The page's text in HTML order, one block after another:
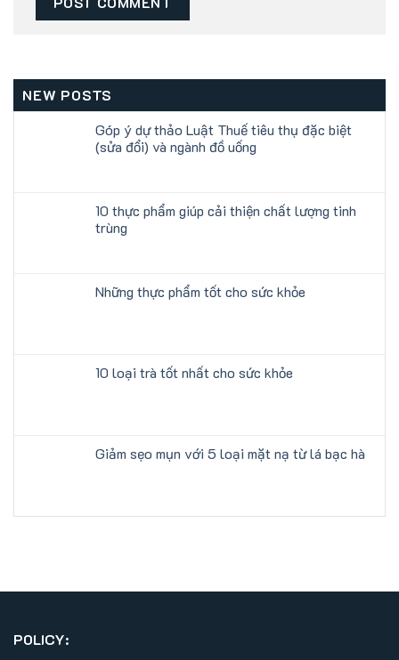
NEW POSTS
Góp ý dự thảo Luật Thuế tiêu thụ đặc biệt
(sửa đổi) và ngành đồ uống
10 thực phẩm giúp cải thiện chất lượng tinh
trùng
Những thực phẩm tốt cho sức khỏe
10 loại trà tốt nhất cho sức khỏe
Giảm sẹo mụn với 5 loại mặt nạ từ lá bạc hà
POLICY: